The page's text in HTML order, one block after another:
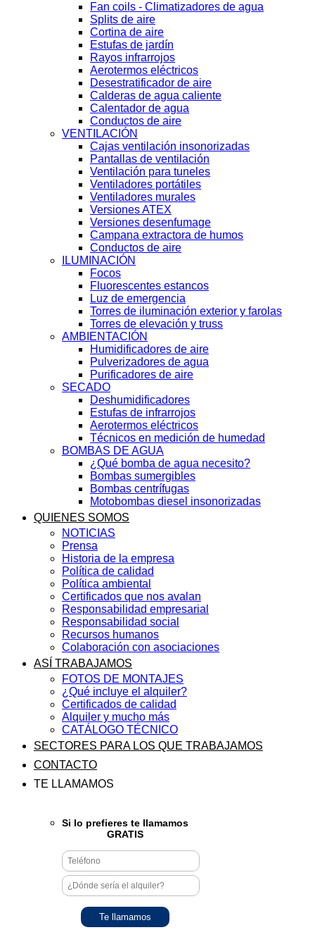
Fan coils - Climatizadores de agua
Splits de aire
Cortina de aire
Estufas de jardín
Rayos infrarrojos
Aerotermos eléctricos
Desestratificador de aire
Calderas de agua caliente
Calentador de agua
Conductos de aire
VENTILACIÓN
Cajas ventilación insonorizadas
Pantallas de ventilación
Ventilación para tuneles
Ventiladores portátiles
Ventiladores murales
Versiones ATEX
Versiones desenfumage
Campana extractora de humos
Conductos de aire
ILUMINACIÓN
Focos
Fluorescentes estancos
Luz de emergencia
Torres de iluminación exterior y farolas
Torres de elevación y truss
AMBIENTACIÓN
Humidificadores de aire
Pulverizadores de agua
Purificadores de aire
SECADO
Deshumidificadores
Estufas de infrarrojos
Aerotermos eléctricos
Técnicos en medición de humedad
BOMBAS DE AGUA
¿Qué bomba de agua necesito?
Bombas sumergibles
Bombas centrífugas
Motobombas diesel insonorizadas
QUIENES SOMOS
NOTICIAS
Prensa
Historia de la empresa
Política de calidad
Política ambiental
Certificados que nos avalan
Responsabilidad empresarial
Responsabilidad social
Recursos humanos
Colaboración con asociaciones
ASÍ TRABAJAMOS
FOTOS DE MONTAJES
¿Qué incluye el alquiler?
Certificados de calidad
Alquiler y mucho más
CATÁLOGO TÉCNICO
SECTORES PARA LOS QUE TRABAJAMOS
CONTACTO
TE LLAMAMOS
Si lo prefieres te llamamos
GRATIS